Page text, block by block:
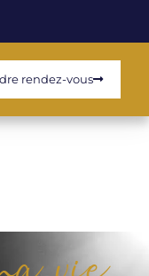
rendez-vous